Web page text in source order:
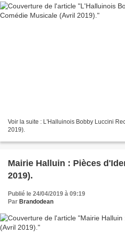
Voir la suite : L'Halluinois Bobby Luccini
2019).
Mairie Halluin : Pièces
2019).
Publié le 24/04/2019 à 09:19
Par Brandodean